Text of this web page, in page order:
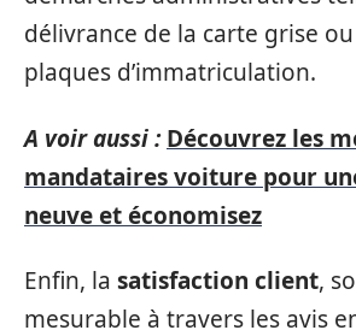
délivrance de la carte grise
plaques d’immatriculation.
A voir aussi : Découvrez les
mandataires voiture pour
neuve et économisez
Enfin, la satisfaction client,
mesurable à travers les avis